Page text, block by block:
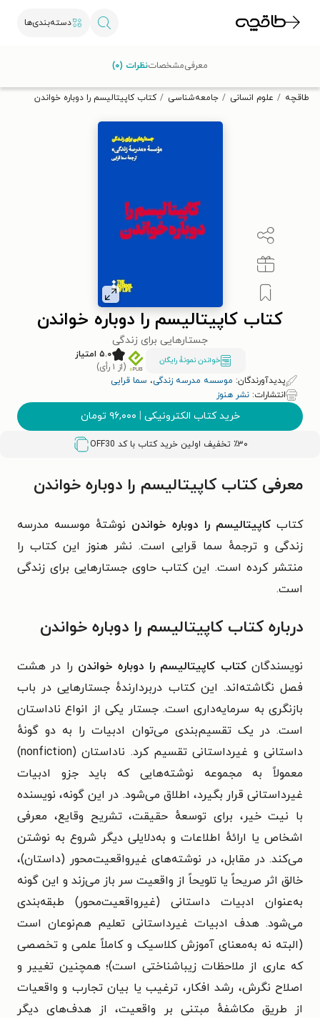
دسته‌بندی‌ها
تخفیف از طاقچه دریافت کن.
طاقچه علوم انسانی جامعه‌شناسی کتاب کاپیتالیسم را دوباره خواندن
کتاب کاپیتالیسم را دوباره خواندن
جستارهایی برای زندگی
خواندن نمونۀ رایگان
۵.۰ امتیاز
(از ۱ رأی)
پدیدآورندگان: موسسه مدرسه زندگی، سما قرایی
انتشارات: نشر هنوز
خرید کتاب الکترونیکی | ۹۶,۰۰۰ تومان
٪۳۰ تخفیف اولین خرید کتاب با کد OFF30
معرفیمشخصاتنظرات (۰)
معرفی کتاب کاپیتالیسم را دوباره خواندن
کتابکاپیتالیسم را دوباره خواندن نوشتهٔ موسسه مدرسه
زندگی و ترجمهٔ سما قرایی است. نشر هنوز این کتاب را
منتشر کرده است. این کتاب حاوی جستارهایی برای زندگی
است.
درباره کتاب کاپیتالیسم را دوباره خواندن
نویسندگانکتاب کاپیتالیسم را دوباره خواندن را در هشت
فصل نگاشته‌اند. این کتاب دربردارندهٔ جستارهایی در باب
بازنگری به سرمایه‌داری است. جستار یکی از انواع ناداستان
است. در یک تقسیم‌بندی می‌توان ادبیات را به دو گونهٔ
داستانی و غیرداستانی تقسیم کرد. ناداستان (nonfiction)
معمولاً به مجموعه نوشته‌هایی که باید جزو ادبیات
غیرداستانی قرار بگیرد، اطلاق می‌شود. در این گونه، نویسنده
با نیت خیر، برای توسعهٔ حقیقت، تشریح وقایع، معرفی
اشخاص یا ارائهٔ اطلاعات و به‌دلایلی دیگر شروع به نوشتن
می‌کند. در مقابل، در نوشته‌های غیرواقعیت‌محور (داستان)،
خالق اثر صریحاً یا تلویحاً از واقعیت سر باز می‌زند و این گونه
به‌عنوان ادبیات داستانی (غیرواقعیت‌محور) طبقه‌بندی
می‌شود. هدف ادبیات غیرداستانی تعلیم هم‌نوعان است
(البته نه به‌معنای آموزش کلاسیک و کاملاً علمی و تخصصی
که عاری از ملاحظات زیباشناختی است)؛ همچنین تغییر و
اصلاح نگرش، رشد افکار، ترغیب یا بیان تجارب و واقعیات
از طریق مکاشفهٔ مبتنی بر واقعیت، از هدف‌های دیگر